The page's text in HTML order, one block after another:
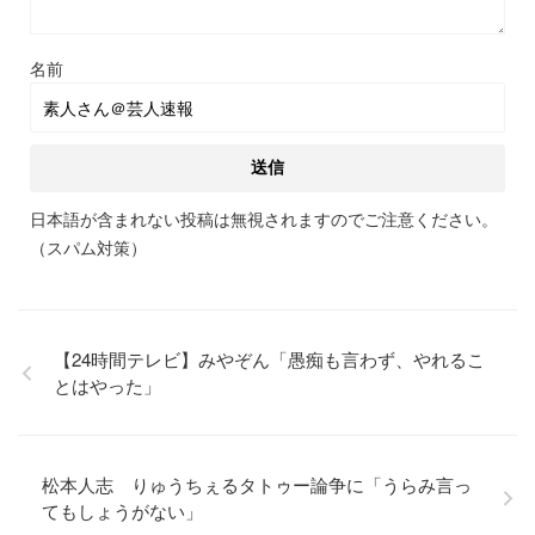
名前
日本語が含まれない投稿は無視されますのでご注意ください。
（スパム対策）
【24時間テレビ】みやぞん「愚痴も言わず、やれるこ
とはやった」
松本人志 りゅうちぇるタトゥー論争に「うらみ言っ
てもしょうがない」